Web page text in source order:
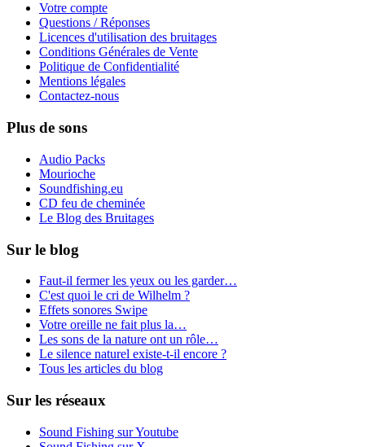
Votre compte
Questions / Réponses
Licences d'utilisation des bruitages
Conditions Générales de Vente
Politique de Confidentialité
Mentions légales
Contactez-nous
Plus de sons
Audio Packs
Mourioche
Soundfishing.eu
CD feu de cheminée
Le Blog des Bruitages
Sur le blog
Faut-il fermer les yeux ou les garder…
C'est quoi le cri de Wilhelm ?
Effets sonores Swipe
Votre oreille ne fait plus la…
Les sons de la nature ont un rôle…
Le silence naturel existe-t-il encore ?
Tous les articles du blog
Sur les réseaux
Sound Fishing sur Youtube